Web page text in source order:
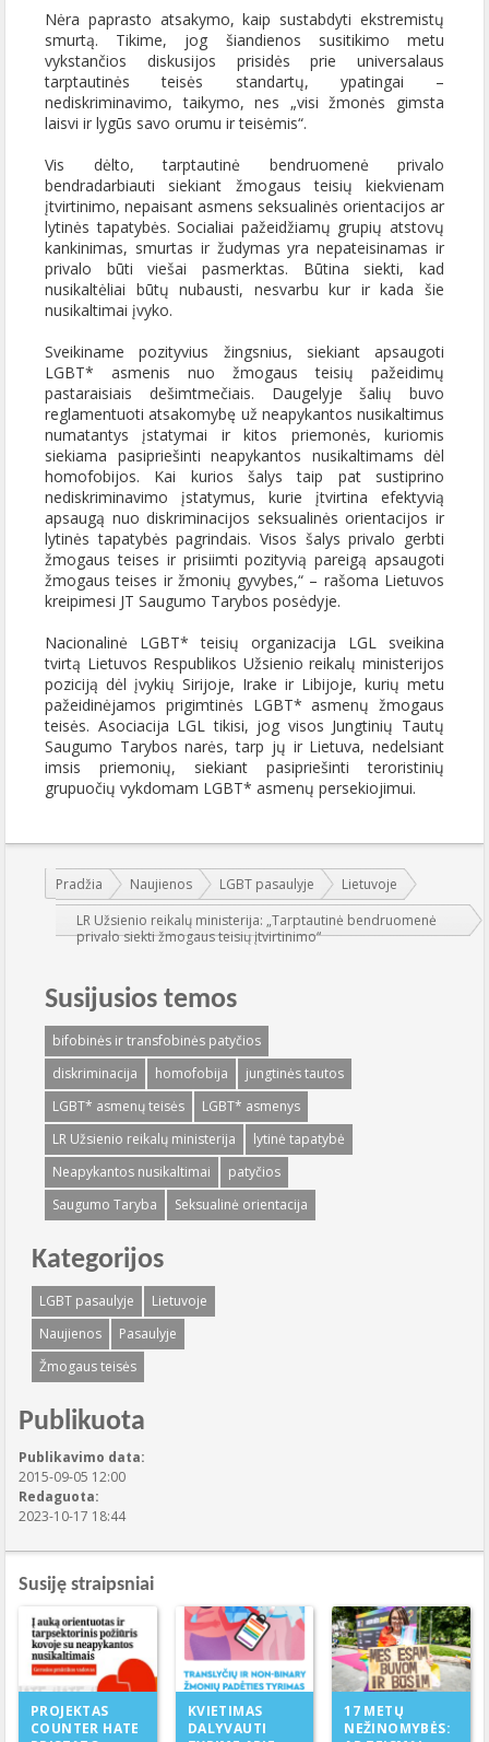
Nėra paprasto atsakymo, kaip sustabdyti ekstremistų
smurtą. Tikime, jog šiandienos susitikimo metu
vykstančios diskusijos prisidės prie universalaus
tarptautinės teisės standartų, ypatingai –
nediskriminavimo, taikymo, nes „visi žmonės gimsta
laisvi ir lygūs savo orumu ir teisėmis“.
Vis dėlto, tarptautinė bendruomenė privalo
bendradarbiauti siekiant žmogaus teisių kiekvienam
įtvirtinimo, nepaisant asmens seksualinės orientacijos ar
lytinės tapatybės. Socialiai pažeidžiamų grupių atstovų
kankinimas, smurtas ir žudymas yra nepateisinamas ir
privalo būti viešai pasmerktas. Būtina siekti, kad
nusikaltėliai būtų nubausti, nesvarbu kur ir kada šie
nusikaltimai įvyko.
Sveikiname pozityvius žingsnius, siekiant apsaugoti
LGBT* asmenis nuo žmogaus teisių pažeidimų
pastaraisiais dešimtmečiais. Daugelyje šalių buvo
reglamentuoti atsakomybę už neapykantos nusikaltimus
numatantys įstatymai ir kitos priemonės, kuriomis
siekiama pasipriešinti neapykantos nusikaltimams dėl
homofobijos. Kai kurios šalys taip pat sustiprino
nediskriminavimo įstatymus, kurie įtvirtina efektyvią
apsaugą nuo diskriminacijos seksualinės orientacijos ir
lytinės tapatybės pagrindais. Visos šalys privalo gerbti
žmogaus teises ir prisiimti pozityvią pareigą apsaugoti
žmogaus teises ir žmonių gyvybes,“ – rašoma Lietuvos
kreipimesi JT Saugumo Tarybos posėdyje.
Nacionalinė LGBT* teisių organizacija LGL sveikina
tvirtą Lietuvos Respublikos Užsienio reikalų ministerijos
poziciją dėl įvykių Sirijoje, Irake ir Libijoje, kurių metu
pažeidinėjamos prigimtinės LGBT* asmenų žmogaus
teisės. Asociacija LGL tikisi, jog visos Jungtinių Tautų
Saugumo Tarybos narės, tarp jų ir Lietuva, nedelsiant
imsis priemonių, siekiant pasipriešinti teroristinių
grupuočių vykdomam LGBT* asmenų persekiojimui.
Jūs esate čia:
Pradžia Naujienos LGBT pasaulyje
Lietuvoje
LR Užsienio reikalų ministerija: „Tarptautinė bendruomenė
privalo siekti žmogaus teisių įtvirtinimo“
Susijusios temos
bifobinės ir transfobinės patyčios
diskriminacija
homofobija
jungtinės tautos
LGBT* asmenų teisės
LGBT* asmenys
LR Užsienio reikalų ministerija
lytinė tapatybė
Neapykantos nusikaltimai
patyčios
Saugumo Taryba
Seksualinė orientacija
Kategorijos
LGBT pasaulyje
Lietuvoje
Naujienos
Pasaulyje
Žmogaus teisės
Publikuota
Publikavimo data:
2015-09-05 12:00
Redaguota:
2023-10-17 18:44
Susiję straipsniai
PROJEKTAS
COUNTER HATE
KVIETIMAS
DALYVAUTI
17 METŲ
NEŽINOMYBĖS: